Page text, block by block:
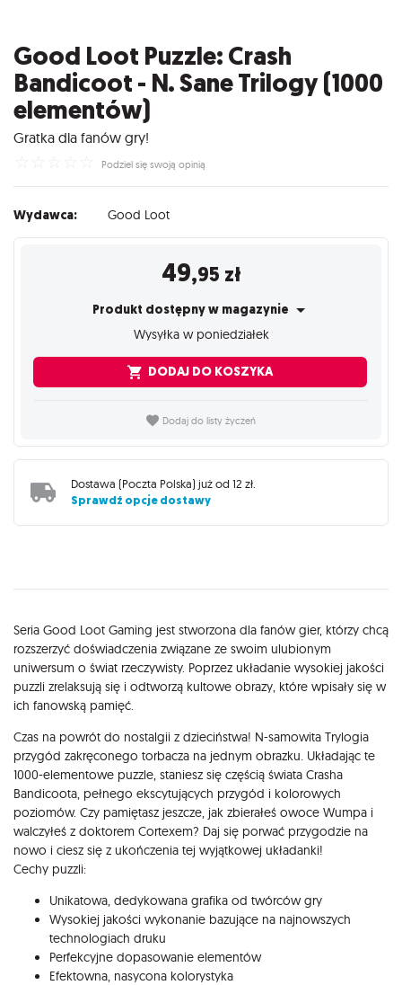
Good Loot Puzzle: Crash
Bandicoot - N. Sane Trilogy (1000
elementów)
Gratka dla fanów gry!
Podziel się swoją opinią
Wydawca: Good Loot
49,95 zł
Produkt dostępny w magazynie
Wysyłka w poniedziałek
DODAJ DO KOSZYKA
Dodaj do listy życzeń
Dostawa (Poczta Polska) już od 12 zł.
Sprawdź opcje dostawy
Opis
Seria Good Loot Gaming jest stworzona dla fanów gier, którzy chcą
rozszerzyć doświadczenia związane ze swoim ulubionym
uniwersum o świat rzeczywisty. Poprzez układanie wysokiej jakości
puzzli zrelaksują się i odtworzą kultowe obrazy, które wpisały się w
ich fanowską pamięć.
Czas na powrót do nostalgii z dzieciństwa! N-samowita Trylogia
przygód zakręconego torbacza na jednym obrazku. Układając te
1000-elementowe puzzle, staniesz się częścią świata Crasha
Bandicoota, pełnego ekscytujących przygód i kolorowych
poziomów. Czy pamiętasz jeszcze, jak zbierałeś owoce Wumpa i
walczyłeś z doktorem Cortexem? Daj się porwać przygodzie na
nowo i ciesz się z ukończenia tej wyjątkowej układanki!
Cechy puzzli:
Unikatowa, dedykowana grafika od twórców gry
Wysokiej jakości wykonanie bazujące na najnowszych
technologiach druku
Perfekcyjne dopasowanie elementów
Efektowna, nasycona kolorystyka